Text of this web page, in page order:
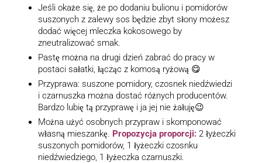
Jeśli okaże się, że po dodaniu bulionu i pomidorów
suszonych z zalewy sos będzie zbyt słony możesz
dodać więcej mleczka kokosowego by
zneutralizować smak.
Pastę można na drugi dzień zabrać do pracy w
postaci sałatki, łącząc z komosą ryżową 😋
Przyprawa: suszone pomidory, czosnek niedźwiedzi
i czarnuszka można dostać różnych producentów.
Bardzo lubię tą przyprawę i ja jej nie żałuję😉
Można użyć osobnych przypraw i skomponować
własną mieszankę. Propozycja proporcji: 2 łyżeczki
suszonych pomidorów, 1 łyżeczki czosnku
niedźwiedziego, 1 łyżeczka czarnuszki.